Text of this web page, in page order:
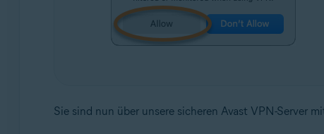
Sie sind nun über unsere sicheren Avast VPN-Server